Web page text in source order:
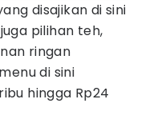
disajikan di sini
pilihan teh,
ringan
di sini
hingga Rp24